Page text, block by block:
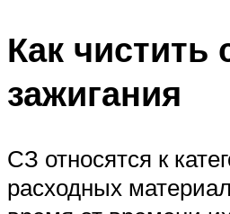
Как чистить
зажигания
СЗ относятся к
расходных